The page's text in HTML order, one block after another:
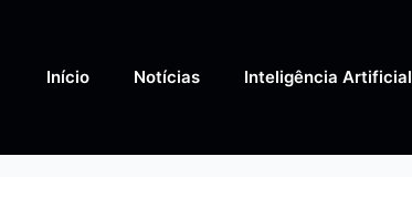
Início Notícias Inteligência Artificial